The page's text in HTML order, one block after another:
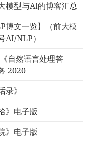
模型与AI的博客汇总
博文一览】（前大模
AI/NLP）
自然语言处理答
2020
录》
》电子版
》电子版